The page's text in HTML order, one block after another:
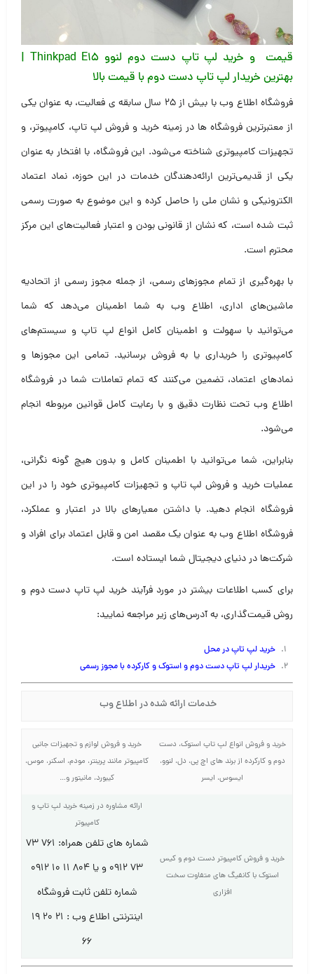
قیمت و خرید لپ تاپ دست دوم لنوو Thinkpad E15 |
بهترین خریدار لپ تاپ دست دوم با قیمت بالا
فروشگاه اطلاع وب با بیش از ۲۵ سال سابقه ی فعالیت، به عنوان یکی
از معتبرترین فروشگاه ها در زمینه خرید و فروش لپ تاپ، کامپیوتر، و
تجهیزات کامپیوتری شناخته می‌شود. این فروشگاه، با افتخار به عنوان
یکی از قدیمی‌ترین ارائه‌دهندگان خدمات در این حوزه، نماد اعتماد
الکترونیکی و نشان ملی را حاصل کرده و این موضوع به صورت رسمی
ثبت شده است، که نشان از قانونی بودن و اعتبار فعالیت‌های این مرکز
محترم است.
با بهره‌گیری از تمام مجوزهای رسمی، از جمله مجوز رسمی از اتحادیه
ماشین‌های اداری، اطلاع وب به شما اطمینان می‌دهد که شما
می‌توانید با سهولت و اطمینان کامل انواع لپ تاپ و سیستم‌های
کامپیوتری را خریداری یا به فروش برسانید. تمامی این مجوزها و
نمادهای اعتماد، تضمین می‌کنند که تمام تعاملات شما در فروشگاه
اطلاع وب تحت نظارت دقیق و با رعایت کامل قوانین مربوطه انجام
می‌شود.
بنابراین، شما می‌توانید با اطمینان کامل و بدون هیچ گونه نگرانی،
عملیات خرید و فروش لپ تاپ و تجهیزات کامپیوتری خود را در این
فروشگاه انجام دهید. با داشتن معیارهای بالا در اعتبار و عملکرد،
فروشگاه اطلاع وب به عنوان یک مقصد امن و قابل اعتماد برای افراد و
شرکت‌ها در دنیای دیجیتال شما ایستاده است.
برای کسب اطلاعات بیشتر در مورد فرآیند خرید لپ تاپ دست دوم و
روش قیمت‌گذاری، به آدرس‌های زیر مراجعه نمایید:
خرید لپ تاپ در محل
خریدار لپ تاپ دست دوم و استوک و کارکرده با مجوز رسمی
خدمات ارائه شده در اطلاع وب
خرید و فروش انواع لپ تاپ استوک، دست
دوم و کارکرده از برند های اچ پی، دل، لنوو،
ایسوس، ایسر
خرید و فروش لوازم و تجهیزات جانبی
کامپیوتر مانند پرینتر، مودم، اسکنر، موس،
کیبورد، مانیتور و…
خرید و فروش کامپیوتر دست دوم و کیس
استوک با کانفیگ های متفاوت سخت
افزاری
ارائه مشاوره در زمینه خرید لپ تاپ و
کامپیوتر
شماره های تلفن همراه: ۷۶۱ ۷۳
۷۳ ۰۹۱۲ و یا ۸۰۴ ۱۱ ۱۰ ۰۹۱۲
شماره تلفن ثابت فروشگاه
اینترنتی اطلاع وب : ۲۱ ۲۰ ۱۹
۶۶